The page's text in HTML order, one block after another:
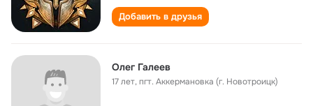
Добавить в друзья
Олег Галеев
17 лет,пгт. Аккермановка (г. Новотроицк)